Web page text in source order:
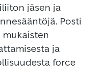
jäsen ja
Posti
ja
force